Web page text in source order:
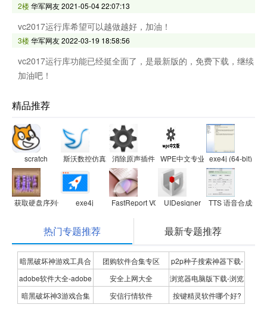
2楼华军网友2021-05-04 22:07:13
vc2017运行库希望可以越做越好，加油！
3楼华军网友2022-03-19 18:58:56
vc2017运行库功能已经挺全面了，是最新版的，免费下载，继续
加油吧！
精品推荐
scratch 斯沃数控仿真大全消除原声插件 WPE中文专业版exe4j (64-bit)
获取硬盘序列号dll exe4j FastReport VCL 5 for Delphi 7
UIDesigner TTS 语音合成开
热门专题推荐 最新专题推荐
暗黑破坏神游戏工具合
集
团购软件合集专区
p2p种子搜索神器下载-
P2P种子搜索神器专题
adobe软件大全-adobe
全系列软件下载-adobe
安全上网大全
浏览器电脑版下载-浏览
器下载合集
暗黑破坏神3游戏合集 安信行情软件
按键精灵软件哪个好?